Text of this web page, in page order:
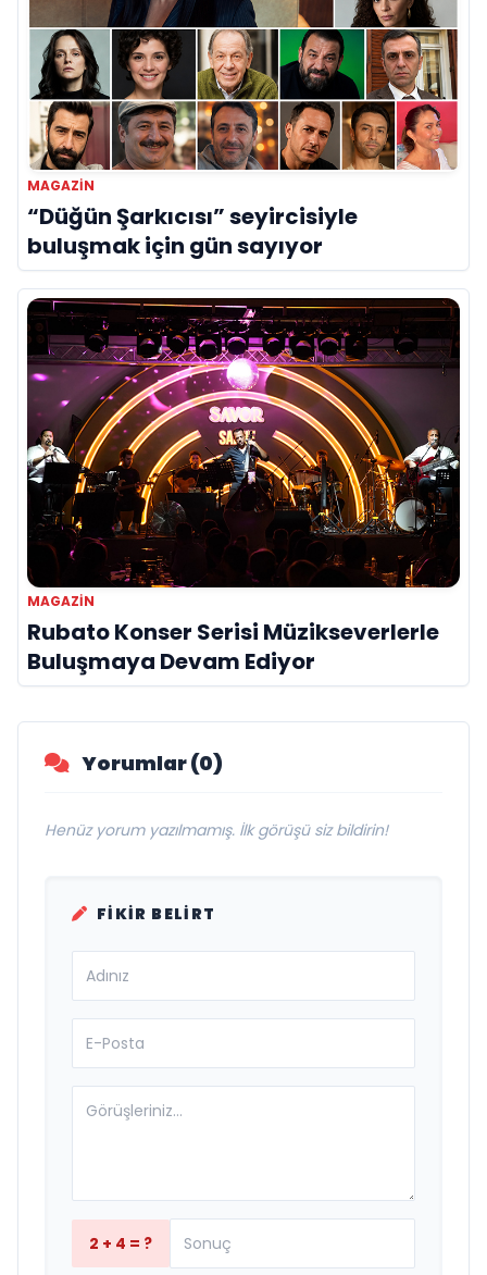
MAGAZİN
“Düğün Şarkıcısı” seyircisiyle
buluşmak için gün sayıyor
MAGAZİN
Rubato Konser Serisi Müzikseverlerle
Buluşmaya Devam Ediyor
Yorumlar (0)
Henüz yorum yazılmamış. İlk görüşü siz bildirin!
FIKIR BELIRT
2 + 4 = ?